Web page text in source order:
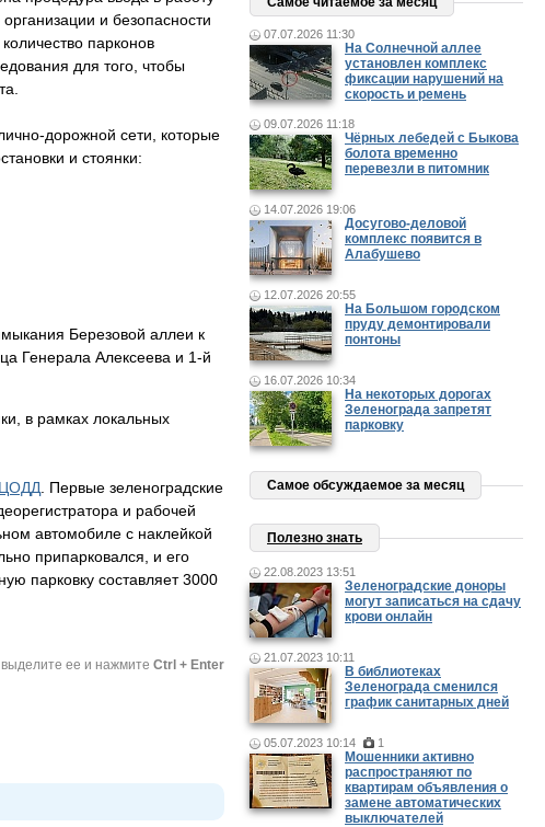
и безопасности
парконов
для того, чтобы
дорожной сети, которые
и стоянки:
Березовой аллеи к
Генерала Алексеева и 1-й
в рамках локальных
. Первые зеленоградские
и рабочей
автомобиле с наклейкой
припарковался, и его
парковку составляет 3000
ее и нажмите Ctrl + Enter
07.07.2026 11:30
На Солнечной аллее
установлен комплекс
фиксации нарушений на
скорость и ремень
09.07.2026 11:18
Чёрных лебедей с Быкова
болота временно
перевезли в питомник
14.07.2026 19:06
Досугово-деловой
комплекс появится в
Алабушево
12.07.2026 20:55
На Большом городском
пруду демонтировали
понтоны
16.07.2026 10:34
На некоторых дорогах
Зеленограда запретят
парковку
Самое обсуждаемое за месяц
Полезно знать
22.08.2023 13:51
Зеленоградские доноры
могут записаться на сдачу
крови онлайн
21.07.2023 10:11
В библиотеках
Зеленограда сменился
график санитарных дней
05.07.2023 10:14 1
Мошенники активно
распространяют по
квартирам объявления о
замене автоматических
выключателей